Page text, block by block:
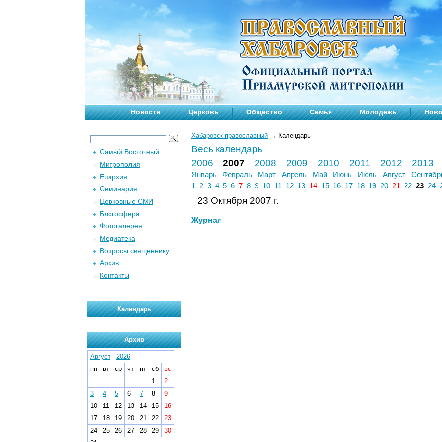
Новости Церковь Общество Семья Молодежь
Хабаровск православный → Календарь
Весь календарь
2006
2007 2008 2009 2010 2011 2012 2013
Январь Февраль Март Апрель Май Июнь Июль Август
1
2 3 4 5 6 7 8 9 10 11 12 13 14 15 16 17 18 19 20 21 22 23 24
23 Октября 2007 г.
Журнал
Самый Восточный
Митрополия
Епархия
Семинария
Церковные СМИ
Блогосфера
Фотогалерея
Медиатека
Вопросы священнику
Архив
Контакты
Календарь
Архив
Август - 2026
пн
вт ср чт пт сб
вс
1
2
3
4 5 6 7 8
9
10
11 12 13 14 15
16
17
18 19 20 21 22
23
24
25 26 27 28 29
30